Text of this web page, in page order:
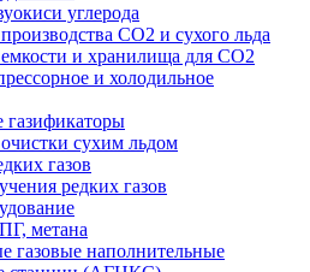
углерода
СО2 и сухого льда
и хранилища для CO2
и холодильное
газификаторы
сухим льдом
газов
редких газов
метана
газовые наполнительные